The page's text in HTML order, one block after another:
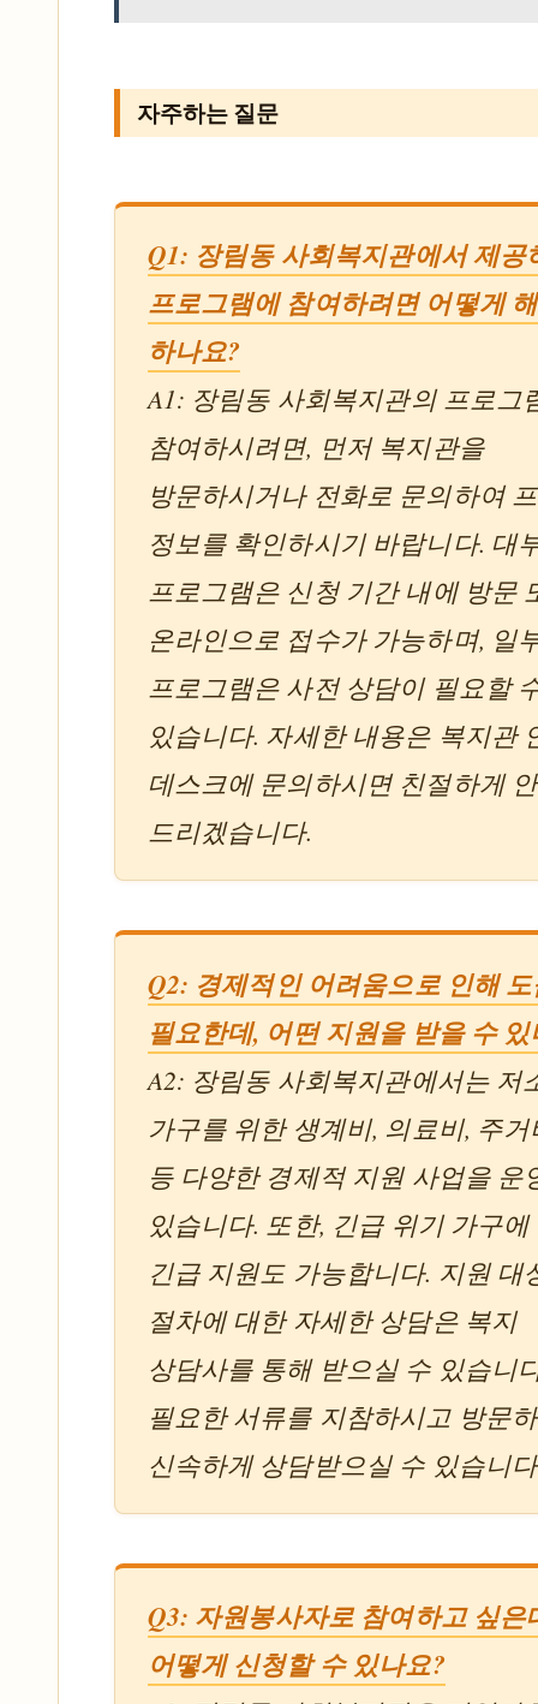
자주하는 질문
Q1: 장림동 사회복지관에서 제공
프로그램에 참여하려면 어떻게
하나요?
A1: 장림동 사회복지관의 프로그
참여하시려면, 먼저 복지관을
방문하시거나 전화로 문의하여
정보를 확인하시기 바랍니다. 대
프로그램은 신청 기간 내에 방문
온라인으로 접수가 가능하며, 일
프로그램은 사전 상담이 필요할
있습니다. 자세한 내용은 복지관
데스크에 문의하시면 친절하게
드리겠습니다.
Q2: 경제적인 어려움으로 인해
필요한데, 어떤 지원을 받을 수
A2: 장림동 사회복지관에서는 저
가구를 위한 생계비, 의료비, 주
등 다양한 경제적 지원 사업을 운
있습니다. 또한, 긴급 위기 가구
긴급 지원도 가능합니다. 지원 대
절차에 대한 자세한 상담은 복지
상담사를 통해 받으실 수 있습니
필요한 서류를 지참하시고 방문
신속하게 상담받으실 수 있습니
Q3: 자원봉사자로 참여하고 싶은
어떻게 신청할 수 있나요?